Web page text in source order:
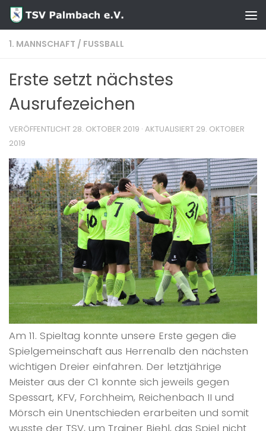
Zum Inhalt springen
1. MANNSCHAFT / FUSSBALL
Erste setzt nächstes
Ausrufezeichen
VERÖFFENTLICHT 28. OKTOBER 2019 · AKTUALISIERT 29. OKTOBER
2019
Am 11. Spieltag konnte unsere Erste gegen die
Spielgemeinschaft aus Herrenalb den nächsten
wichtigen Dreier einfahren. Der letztjährige
Meister aus der C1 konnte sich jeweils gegen
Spessart, KFV, Forchheim, Reichenbach II und
Mörsch ein Unentschieden erarbeiten und somit
wusste der TSV, um Trainer Biehl, das Spiel nicht